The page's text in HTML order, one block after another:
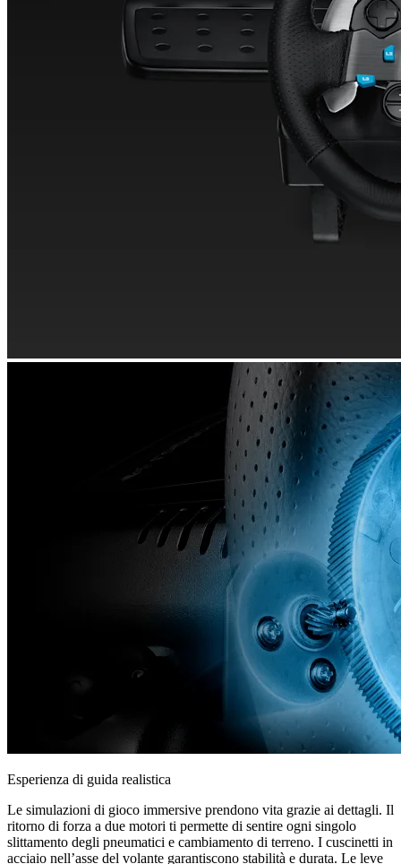
Esperienza di guida realistica
Le simulazioni di gioco immersive prendono vita grazie ai dettagli. Il
ritorno di forza a due motori ti permette di sentire ogni singolo
slittamento degli pneumatici e cambiamento di terreno. I cuscinetti in
acciaio nell’asse del volante garantiscono stabilità e durata. Le leve